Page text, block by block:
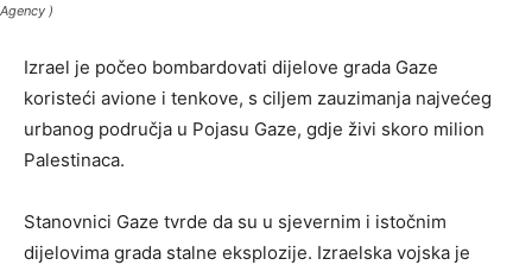
Agency )
Izrael je počeo bombardovati dijelove grada Gaze
koristeći avione i tenkove, s ciljem zauzimanja najvećeg
urbanog područja u Pojasu Gaze, gdje živi skoro milion
Palestinaca.
Stanovnici Gaze tvrde da su u sjevernim i istočnim
dijelovima grada stalne eksplozije. Izraelska vojska je